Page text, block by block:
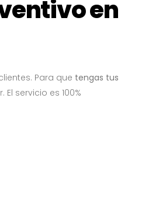
en
Para que tengas tus
servicio es 100%